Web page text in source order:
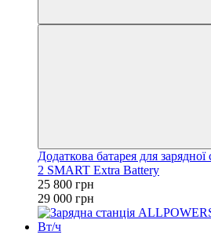
Додаткова батарея для
2 SMART Extra Battery
25 800 грн
29 000 грн